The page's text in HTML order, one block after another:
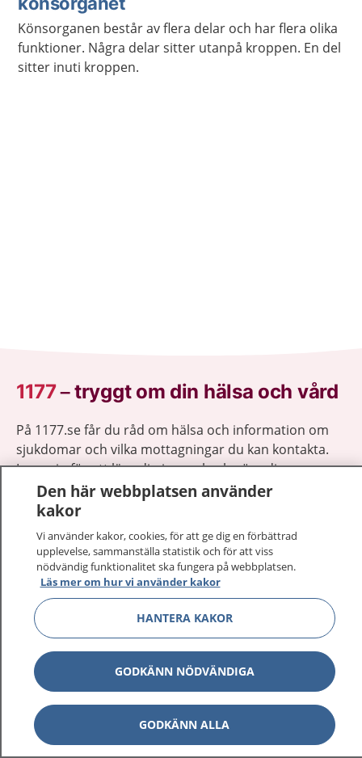
Könsorganen består av flera delar och har flera olika
funktioner. Några delar sitter utanpå kroppen. En del
sitter inuti kroppen.
1177–tryggt om din hälsa och vård
På 1177.se får du råd om hälsa och information om
sjukdomar och vilka mottagningar du kan kontakta.
Logga in för att läsa din journal och göra dina
vårdärenden. Ring telefonnummer 1177 för
sjukvårdsrådgivning dygnet runt.
1177 på flera språk Visa
Om 1177 Visa
Kontakt Visa
Den här webbplatsen använder
kakor
Vi använder kakor, cookies, för att ge dig en förbättrad
upplevelse, sammanställa statistik och för att viss
nödvändig funktionalitet ska fungera på webbplatsen.
Läs mer om hur vi använder kakor
HANTERA KAKOR
GODKÄNN NÖDVÄNDIGA
GODKÄNN ALLA